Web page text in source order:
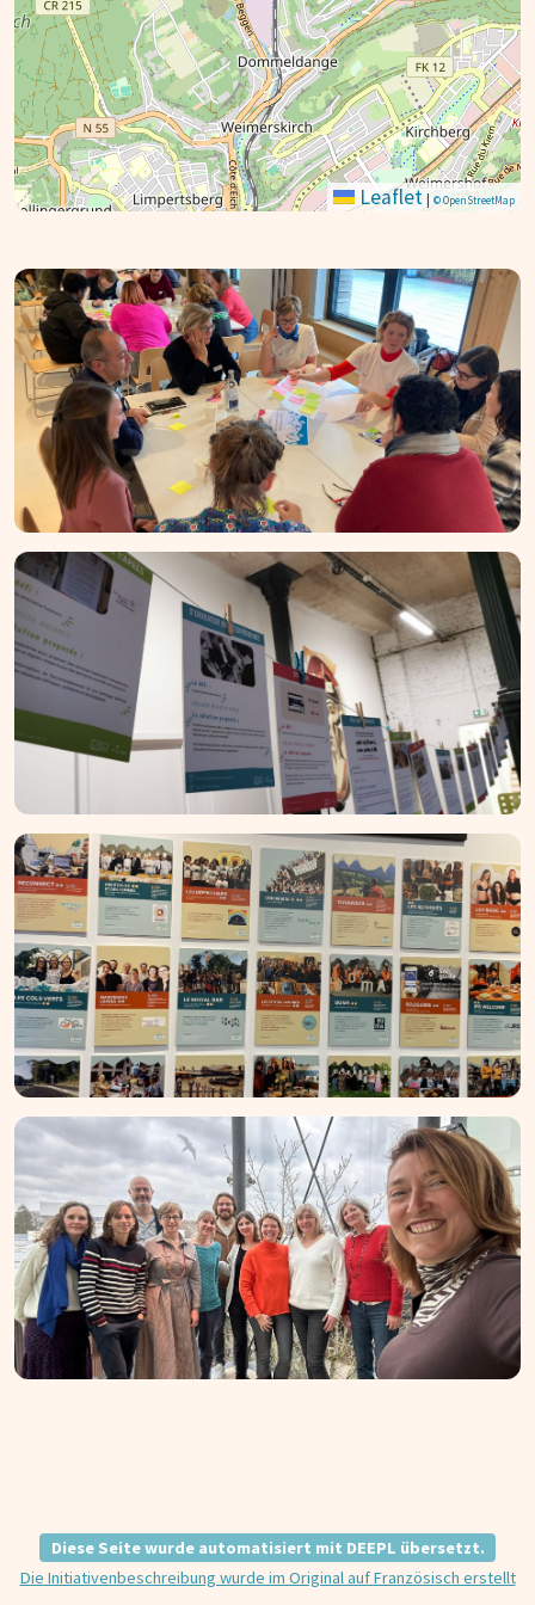
Leaflet | © OpenStreetMap
Diese Seite wurde automatisiert mit DEEPL übersetzt.
Die Initiativenbeschreibung wurde im Original auf Französisch erstellt